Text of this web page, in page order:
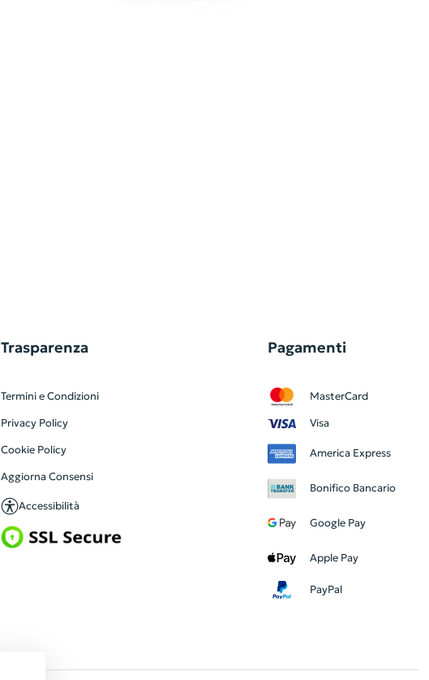
Trasparenza
Termini e Condizioni
Privacy Policy
Cookie Policy
Aggiorna Consensi
Accessibilità
Pagamenti
MasterCard
Visa
America Express
Bonifico Bancario
Google Pay
Apple Pay
PayPal